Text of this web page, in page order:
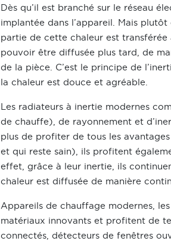
Dès qu’il est branché sur le réseau
implantée dans l’appareil. Mais
partie de cette chaleur est
pouvoir être diffusée plus tard, de
de la pièce. C’est le principe de
la chaleur est douce et agréable.
Les radiateurs à inertie modernes
de chauffe), de rayonnement et
plus de profiter de tous les
et qui reste sain), ils profitent
effet, grâce à leur inertie, ils
chaleur est diffusée de manière
Appareils de chauffage modernes,
matériaux innovants et profitent de
connectés, détecteurs de fenêtres